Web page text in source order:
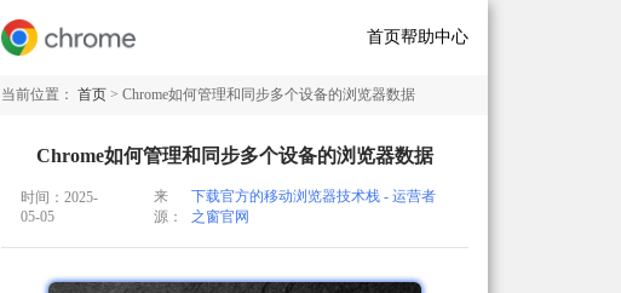
首页帮助中心
当前位置： 首页 > Chrome如何管理和同步多个设备的浏览器数据
Chrome如何管理和同步多个设备的浏览器数据
时间：2025-
05-05
来
源：
下载官方的移动浏览器技术栈 - 运营者
之窗官网